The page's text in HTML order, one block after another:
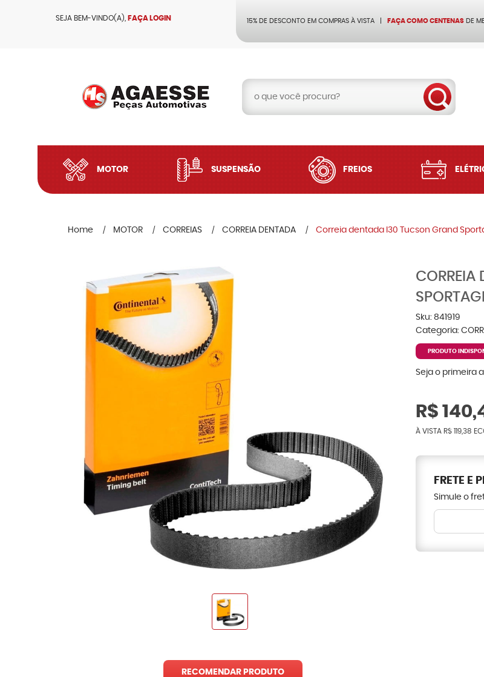
SEJA BEM-VINDO(A), FAÇA LOGIN 15% DE DESCONTO EM COMPRAS À VISTA FAÇA COMO CENTENAS DE
MOTOR SUSPENSÃO FREIOS
Home MOTOR CORREIAS CORREIA DENTADA Correia dentada I30 Tucson Grand
RECOMENDAR PRODUTO
CORREIA
Sku: 841919
Categoria:
PRODUTO
Seja o primeira
R$
À VISTA R$ 119,38
FRETE E
Simule o